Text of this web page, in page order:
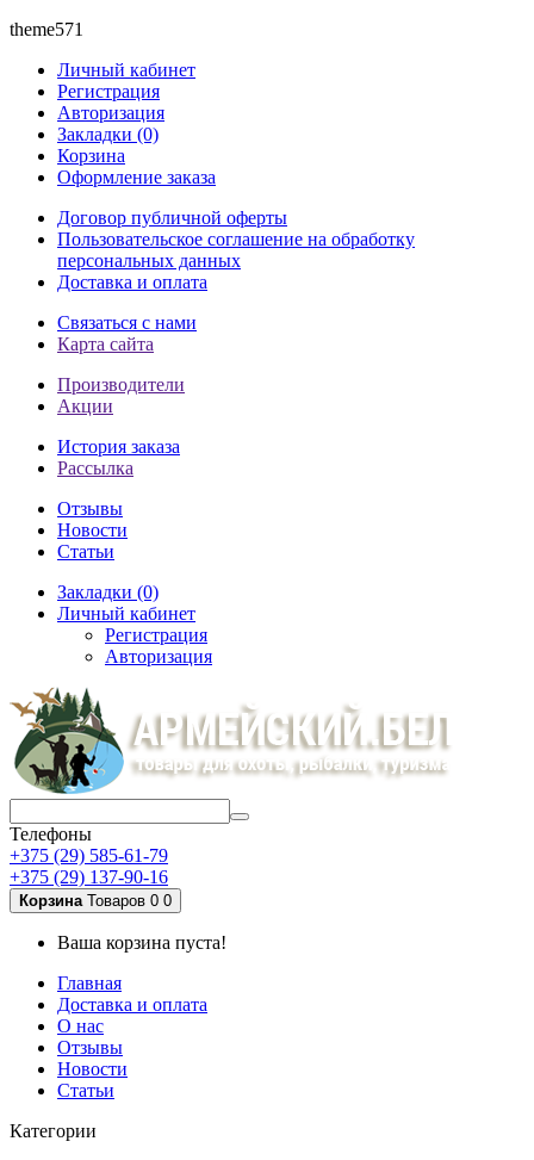
theme571
Личный кабинет
Регистрация
Авторизация
Закладки (0)
Корзина
Оформление заказа
Договор публичной оферты
Пользовательское соглашение на обработку
персональных данных
Доставка и оплата
Связаться с нами
Карта сайта
Производители
Акции
История заказа
Рассылка
Отзывы
Новости
Статьи
Закладки (0)
Личный кабинет
Регистрация
Авторизация
Телефоны
+375 (29) 585-61-79
+375 (29) 137-90-16
Корзина Товаров 0 0
Ваша корзина пуста!
Главная
Доставка и оплата
О нас
Отзывы
Новости
Статьи
Категории